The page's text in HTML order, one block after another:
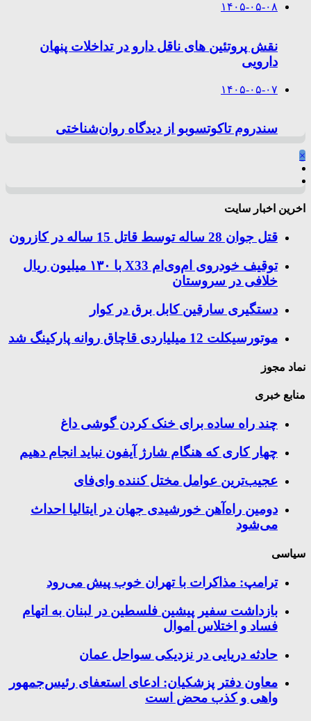
۱۴۰۵-۰۵-۰۸
نقش پروتئین های ناقل دارو در تداخلات پنهان
دارویی
۱۴۰۵-۰۵-۰۷
سندروم تاکوتسوبو از دیدگاه روان‌شناختی
×
اخرین اخبار سایت
قتل جوان 28 ساله توسط قاتل 15 ساله در کازرون
توقیف خودروی ام‌وی‌ام X33 با ۱۳۰ میلیون ریال
خلافی در سروستان
دستگیری سارقین کابل برق در کوار
موتورسيكلت 12 ميلياردی قاچاق روانه پاركينگ شد
نماد مجوز
منابع خبری
چند راه‌ ساده برای خنک کردن گوشی داغ
چهار کاری که هنگام شارژ آیفون نباید انجام دهیم
عجیب‌ترین عوامل مختل کننده وای‌فای
دومین راه‌آهن خورشیدی جهان در ایتالیا احداث
می‌شود
سیاسی
ترامپ: مذاکرات با تهران خوب پیش می‌رود
بازداشت سفیر پیشین فلسطین در لبنان به اتهام
فساد و اختلاس اموال
حادثه دریایی در نزدیکی سواحل عمان
معاون دفتر پزشکیان: ادعای استعفای رئیس‌جمهور
واهی و کذب محض است